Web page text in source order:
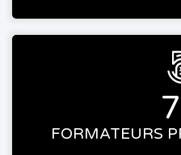
FORMATEURS